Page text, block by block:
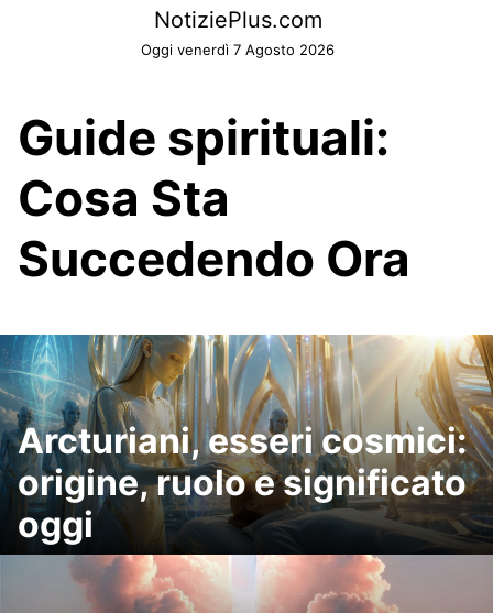
NotiziePlus.com
Oggi venerdì 7 Agosto 2026
Guide spirituali:
Cosa Sta
Succedendo Ora
Arcturiani, esseri cosmici:
origine, ruolo e significato
oggi